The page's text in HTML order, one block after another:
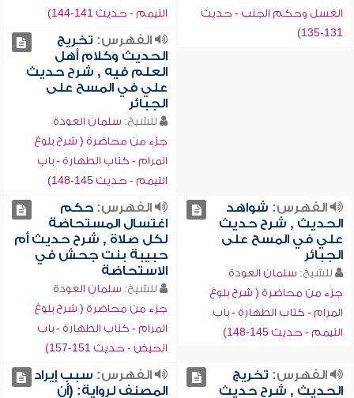
الغسل وحكم الجنب - حديث
131-135)
التيمم - حديث 141-144)
الفهرس: تخريج
الحديث وكلام أهل
العلم فيه , شرح حديث
علي في المسح على
الجبائر
للشيخ: سلمان العودة
جزء من محاضرة ( شرح بلوغ
المرام - كتاب الطهارة - باب
التيمم - حديث 145-148)
الفهرس: شواهد
الحديث , شرح حديث
علي في المسح على
الجبائر
للشيخ: سلمان العودة
جزء من محاضرة ( شرح بلوغ
المرام - كتاب الطهارة - باب
التيمم - حديث 145-148)
الفهرس:حكم
اغتسال المستحاضة
لكل صلاة , شرح حديث أم
حبيبة بنت جحش في
الاستحاضة
للشيخ: سلمان العودة
جزء من محاضرة ( شرح بلوغ
المرام - كتاب الطهارة - باب
الحيض - حديث 151-157)
الفهرس: تخريج
الحديث , شرح حديث
الفهرس: سبب إيراد
المصنف لرواية: (أن